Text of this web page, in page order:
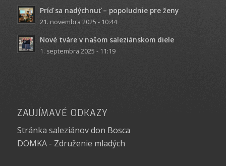
Príď sa nadýchnuť – popoludnie pre ženy
21. novembra 2025 - 10:44
Nové tváre v našom saleziánskom diele
1. septembra 2025 - 11:19
ZAUJÍMAVÉ ODKAZY
Stránka saleziánov don Bosca
DOMKA - Združenie mladých